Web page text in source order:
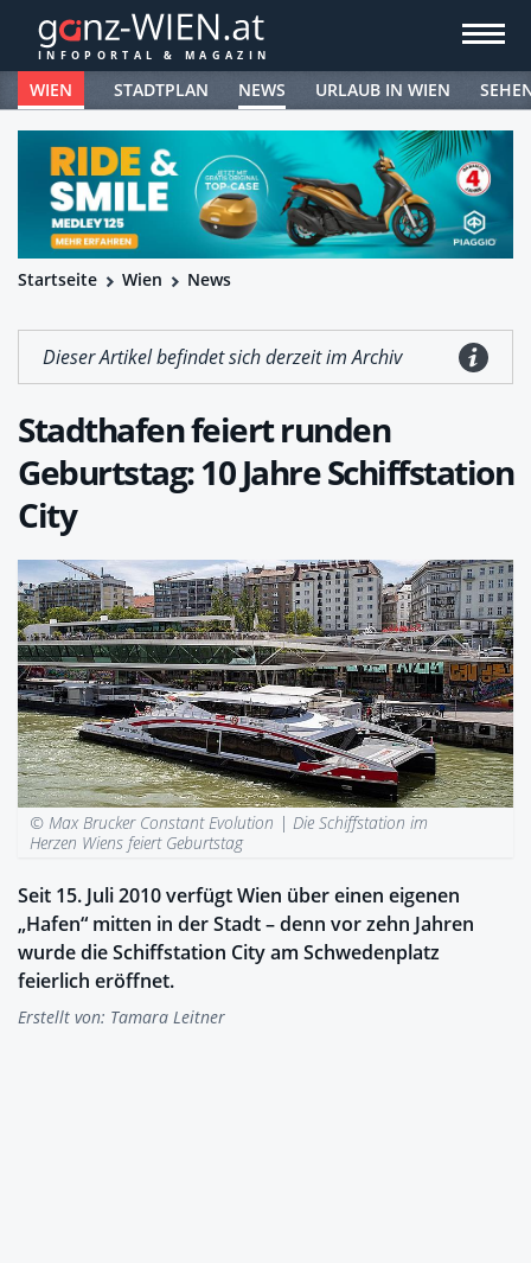
WIEN STADTPLAN NEWS URLAUB IN WIEN
Startseite Wien News
Dieser Artikel befindet sich derzeit im Archiv
Stadthafen feiert runden
Geburtstag: 10 Jahre Schiffstation
City
© Max Brucker Constant Evolution | Die Schiffstation im
Herzen Wiens feiert Geburtstag
Seit 15. Juli 2010 verfügt Wien über einen eigenen
„Hafen“ mitten in der Stadt – denn vor zehn Jahren
wurde die Schiffstation City am Schwedenplatz
feierlich eröffnet.
Erstellt von: Tamara Leitner